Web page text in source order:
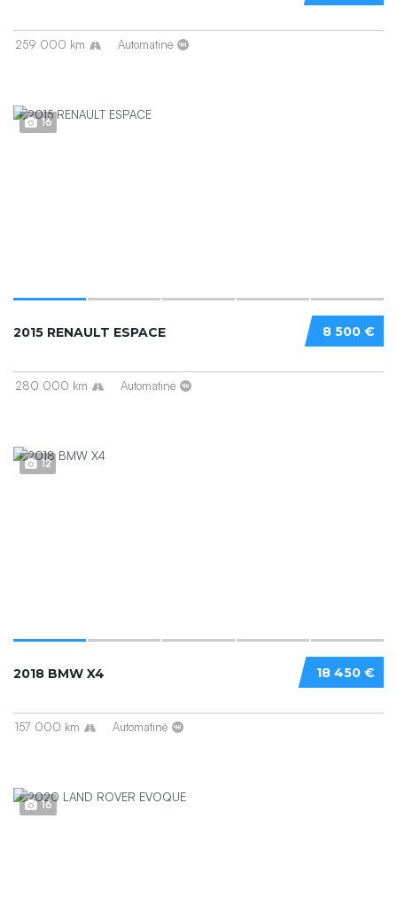
259 000 km Automatinė
16
8 500 €
2015 RENAULT ESPACE
280 000 km Automatinė
12
18 450 €
2018 BMW X4
157 000 km Automatinė
16